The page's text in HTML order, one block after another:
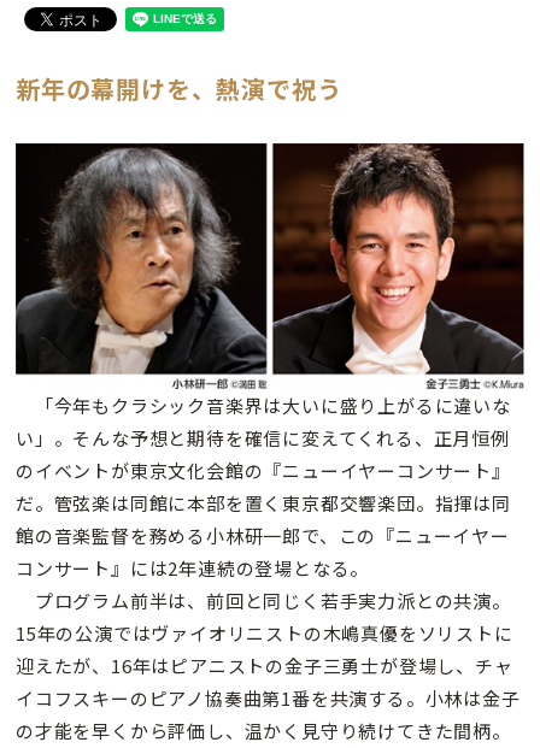
新年の幕開けを、熱演で祝う
「今年もクラシック音楽界は大いに盛り上がるに違いな
い」。そんな予想と期待を確信に変えてくれる、正月恒例
のイベントが東京文化会館の『ニューイヤーコンサート』
だ。管弦楽は同館に本部を置く東京都交響楽団。指揮は同
館の音楽監督を務める小林研一郎で、この『ニューイヤー
コンサート』には2年連続の登場となる。
プログラム前半は、前回と同じく若手実力派との共演。
15年の公演ではヴァイオリニストの木嶋真優をソリストに
迎えたが、16年はピアニストの金子三勇士が登場し、チャ
イコフスキーのピアノ協奏曲第1番を共演する。小林は金子
の才能を早くから評価し、温かく見守り続けてきた間柄。